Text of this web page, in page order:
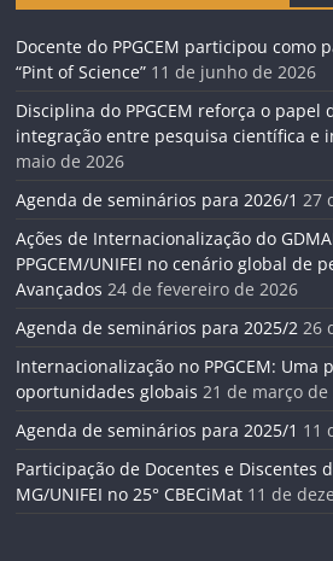
Docente do PPGCEM participou como
“Pint of Science” 11 de junho de 2026
Disciplina do PPGCEM reforça o papel
integração entre pesquisa científica e
maio de 2026
Agenda de seminários para 2026/1 27
Ações de Internacionalização do
PPGCEM/UNIFEI no cenário global de
Avançados 24 de fevereiro de 2026
Agenda de seminários para 2025/2 26
Internacionalização no PPGCEM: Uma
oportunidades globais 21 de março de
Agenda de seminários para 2025/1 11
Participação de Docentes e Discentes
MG/UNIFEI no 25° CBECiMat 11 de